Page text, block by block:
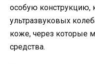
особую конструкцию,
ультразвуковых
коже, через которые
средства.